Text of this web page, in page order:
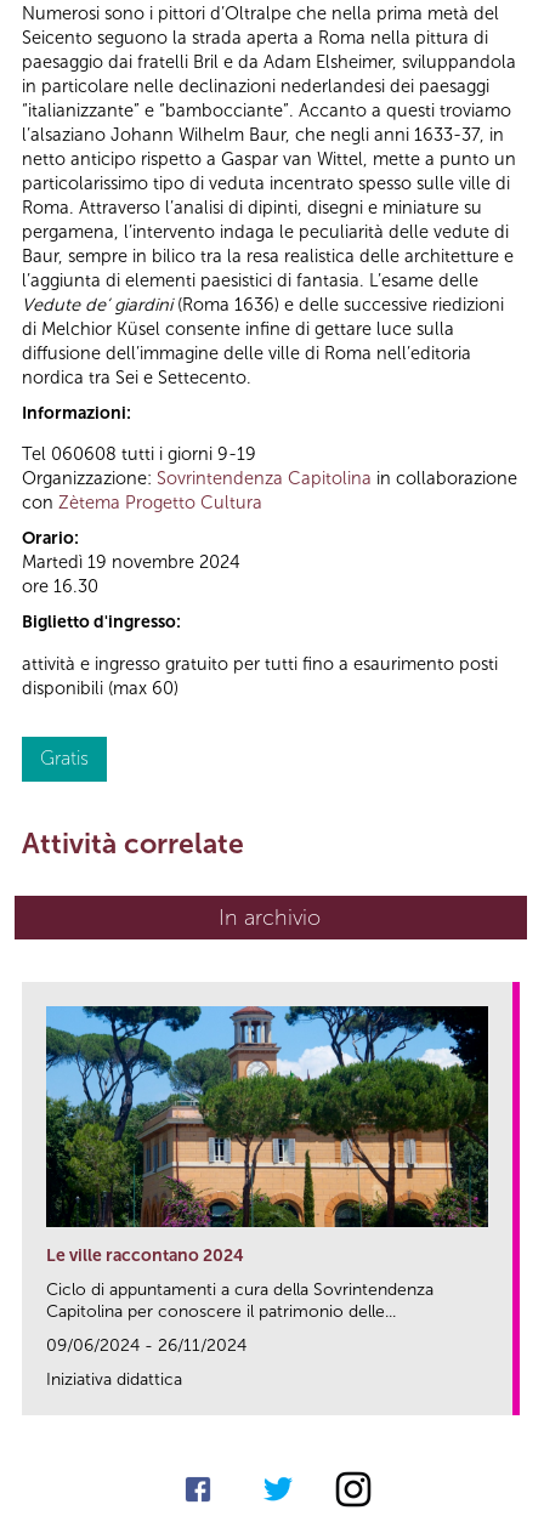
Numerosi sono i pittori d’Oltralpe che nella prima metà del
Seicento seguono la strada aperta a Roma nella pittura di
paesaggio dai fratelli Bril e da Adam Elsheimer, sviluppandola
in particolare nelle declinazioni nederlandesi dei paesaggi
“italianizzante” e “bambocciante”. Accanto a questi troviamo
l’alsaziano Johann Wilhelm Baur, che negli anni 1633-37, in
netto anticipo rispetto a Gaspar van Wittel, mette a punto un
particolarissimo tipo di veduta incentrato spesso sulle ville di
Roma. Attraverso l’analisi di dipinti, disegni e miniature su
pergamena, l’intervento indaga le peculiarità delle vedute di
Baur, sempre in bilico tra la resa realistica delle architetture e
l’aggiunta di elementi paesistici di fantasia. L’esame delle
Vedute de’ giardini(Roma 1636) e delle successive riedizioni
di Melchior Küsel consente infine di gettare luce sulla
diffusione dell’immagine delle ville di Roma nell’editoria
nordica tra Sei e Settecento.
Informazioni:
Tel 060608 tutti i giorni 9-19
Organizzazione: Sovrintendenza Capitolina in collaborazione
con Zètema Progetto Cultura
Orario:
Martedì 19 novembre 2024
ore 16.30
Biglietto d'ingresso:
attività e ingresso gratuito per tutti fino a esaurimento posti
disponibili (max 60)
Gratis
Attività correlate
In archivio
Le ville raccontano 2024
Ciclo di appuntamenti a cura della Sovrintendenza
Capitolina per conoscere il patrimonio delle...
09/06/2024 - 26/11/2024
Iniziativa didattica